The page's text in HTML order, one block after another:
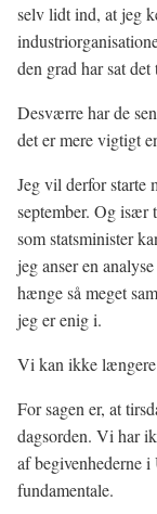
selv lidt ind, at jeg
den grad har sat
Desværre har de
det er mere vigtigt
Jeg vil derfor starte
september. Og især
som statsminister
jeg anser en
hænge så meget
jeg er enig i.
Vi kan ikke
For sagen er, at
dagsorden. Vi har
af begivenhederne
fundamentale.